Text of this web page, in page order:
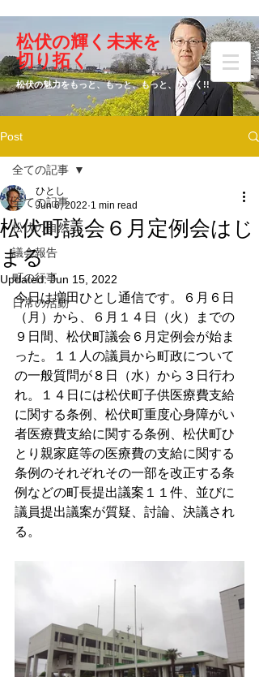
​増田 ひとし
​松伏の輝く未来を
切り拓く
松伏の魅力をもっと、もっと、もっと、大きく!!
元松伏町議会議員
Post
全ての記事
松伏の自然
議会報告
町の行事
日常の活動
全ての記事
松伏町議会６月定例会はじ
まる
ひとし
Jun 6, 2022 1 min read
Updated:Jun 15, 2022
今日は増田ひとし通信です。６月６日
（月）から、６月１４日（火）までの
９日間、松伏町議会６月定例会が始ま
った。１１人の議員から町政について
の一般質問が８日（水）から３日行わ
れ。１４日には松伏町子供医療費支給
に関する条例、松伏町重度心身障がい
者医療費支給に関する条例、松伏町ひ
とり親家庭等の医療費の支給に関する
条例のそれぞれその一部を改正する条
例などの町長提出議案１１件、並びに
議員提出議案が質疑、討論、決議され
る。